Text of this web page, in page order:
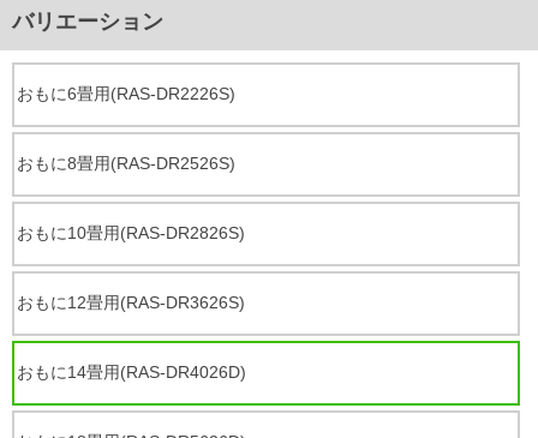
バリエーション
おもに6畳用(RAS-DR2226S)
おもに8畳用(RAS-DR2526S)
おもに10畳用(RAS-DR2826S)
おもに12畳用(RAS-DR3626S)
おもに14畳用(RAS-DR4026D)